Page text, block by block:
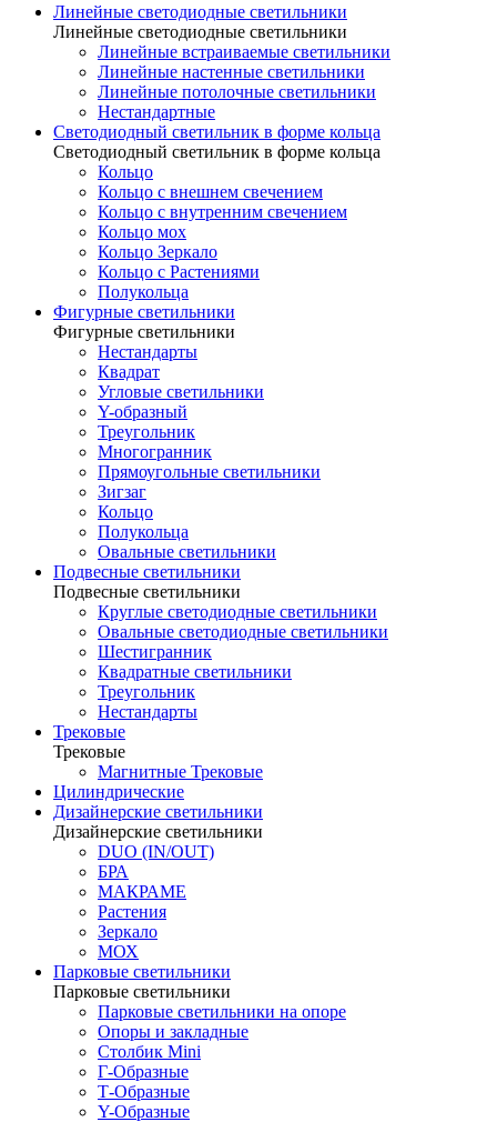
Линейные светодиодные светильники
Линейные светодиодные светильники
Линейные встраиваемые светильники
Линейные настенные светильники
Линейные потолочные светильники
Нестандартные
Светодиодный светильник в форме кольца
Светодиодный светильник в форме кольца
Кольцо
Кольцо с внешнем свечением
Кольцо с внутренним свечением
Кольцо мох
Кольцо Зеркало
Кольцо с Растениями
Полукольца
Фигурные светильники
Фигурные светильники
Нестандарты
Квадрат
Угловые светильники
Y-образный
Треугольник
Многогранник
Прямоугольные светильники
Зигзаг
Кольцо
Полукольца
Овальные светильники
Подвесные светильники
Подвесные светильники
Круглые светодиодные светильники
Овальные светодиодные светильники
Шестигранник
Квадратные светильники
Треугольник
Нестандарты
Трековые
Трековые
Магнитные Трековые
Цилиндрические
Дизайнерские светильники
Дизайнерские светильники
DUO (IN/OUT)
БРА
МАКРАМЕ
Растения
Зеркало
МОХ
Парковые светильники
Парковые светильники
Парковые светильники на опоре
Опоры и закладные
Столбик Mini
Г-Образные
Т-Образные
Y-Образные